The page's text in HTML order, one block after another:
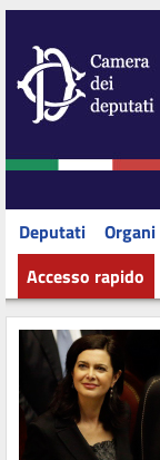
Deputati
Accesso rapido